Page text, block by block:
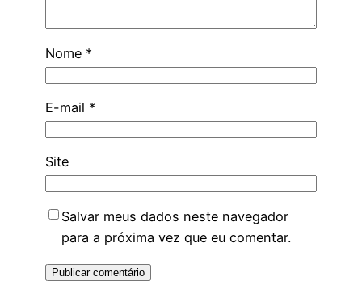
Nome *
E-mail *
Site
Salvar meus dados neste navegador
para a próxima vez que eu comentar.